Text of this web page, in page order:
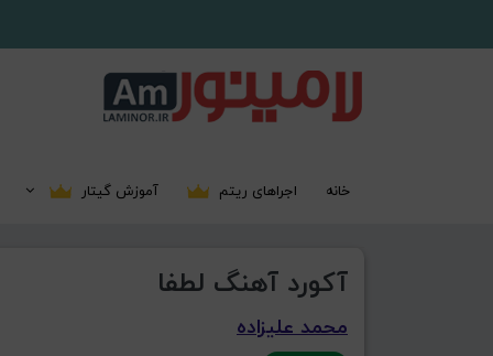
خانه اجراهای ریتم آموزش گیتار
آکورد آهنگ لطفا
محمد علیزاده